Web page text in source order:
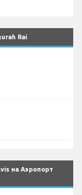
Rai
на Аэропорт